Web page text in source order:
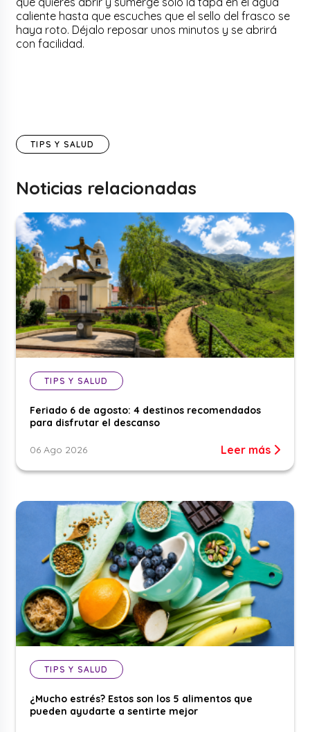
caliente hasta que escuches que el sello del frasco se
haya roto. Déjalo reposar unos minutos y se abrirá
con facilidad.
TIPS Y SALUD
Noticias relacionadas
TIPS Y SALUD
Feriado 6 de agosto: 4 destinos recomendados
para disfrutar el descanso
06 Ago 2026 Leer más
TIPS Y SALUD
¿Mucho estrés? Estos son los 5 alimentos que
pueden ayudarte a sentirte mejor